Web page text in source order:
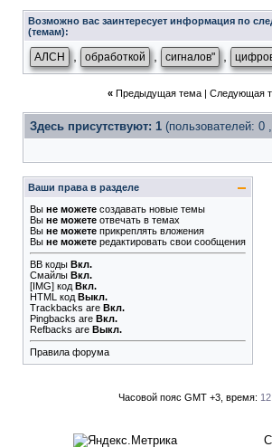
Возможно вас заинтересует информация по
(темам):
АЛСН обработкой сигналов"
« Предыдущая тема| Следующая
Здесь присутствуют: 1 (пользователей: 0
Ваши права в разделе
Вы не можете создавать новые темы
Вы не можете отвечать в темах
Вы не можете прикреплять вложения
Вы не можете редактировать свои сообщения
BB коды Вкл.
Смайлы Вкл.
[IMG] код Вкл.
HTML код Выкл.
Trackbacks are Вкл.
Pingbacks are Вкл.
Refbacks are Выкл.
Правила форума
Часовой пояс GMT +3, время: